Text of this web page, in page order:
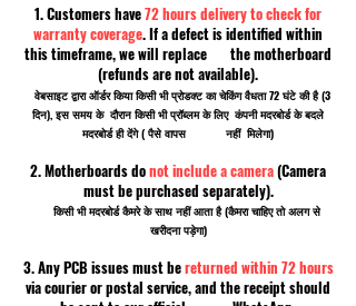
1. Customers have72 hours delivery to check for
warranty coverage. If a defect is identified within
this timeframe, we will replace the motherboard
(refunds are not available).
वेबसाइट द्वारा ऑर्डर किया किसी भी प्रोडक्ट का चेकिंग वैधता 72 घंटे की है (3
दिन), इस समय के दौरान किसी भी प्रॉब्लम के लिए कंपनी मदरबोर्ड के बदले
मदरबोर्ड ही देंगे ( पैसे वापस नहीं मिलेगा)
2. Motherboards donot include a camera(Camera
must be purchased separately).
किसी भी मदरबोर्ड कैमरे के साथ नहीं आता है (कैमरा चाहिए तो अलग से
खरीदना पड़ेगा)
3. Any PCB issues must bereturned within 72 hours
via courier or postal service, and the receipt should